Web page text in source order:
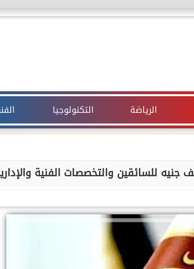
الرياضة التكنولوجيا